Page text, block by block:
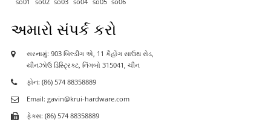
અમારો સંપર્ક કરો
સરનામું: 903 બિલ્ડીંગ એ, 11 કૈહોંગ સાઉથ રોડ,
યીનઝોઉ ડિસ્ટ્રિક્ટ, નિંગબો 315041, ચીન
ફોન: (86) 574 88358889
Email: gavin@krui-hardware.com
ફેક્સ: (86) 574 88358889